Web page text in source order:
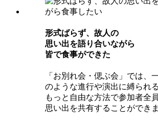
形式ばらず、故⼈の
思い出を語り合いながら
皆で⾷事ができた
「お別れ会・偲ぶ会」では、
のような進行や演出に縛られ
もっと自由な方法で参加者全
思い出を共有することができま